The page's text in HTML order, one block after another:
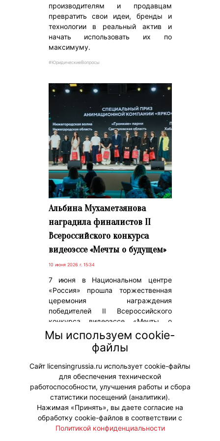
производителям и продавцам
превратить свои идеи, бренды и
технологии в реальный актив и
начать использовать их по
максимуму.
#ЮридическиеВопросы
Альбина Мухаметзянова
наградила финалистов II
Всероссийского конкурса
видеоэссе «Мечты о будущем»
10 июня 2026 г. 15:34
7 июня в Национальном центре
«Россия» прошла торжественная
церемония награждения
победителей II Всероссийского
конкурса видеоэссе «Мечты о
будущем», партнером которого
выступила анимационная компания
«ЯРКО» (входит в «Газпром-Медиа
Холдинг»).
#ПродвижениеБренда
Мы используем cookie-
файлы
Сайт licensingrussia.ru использует cookie-файлы
для обеспечения технической
работоспособности, улучшения работы и сбора
статистики посещений (аналитики).
Нажимая «Принять», вы даете согласие на
обработку cookie-файлов в соответствии с
Политикой конфиденциальности